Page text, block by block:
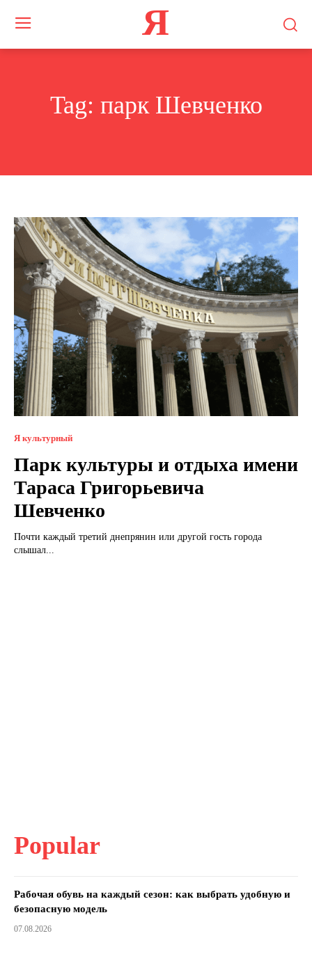
Я
Tag: парк Шевченко
Я культурный
Парк культуры и отдыха имени
Тараса Григорьевича
Шевченко
Почти каждый третий днепрянин или другой гость города
слышал...
Popular
Рабочая обувь на каждый сезон: как выбрать удобную и
безопасную модель
07.08.2026